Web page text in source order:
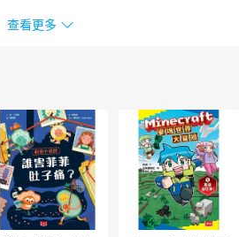
日子，還在煩惱今年交換禮物要送什麼
查看更多